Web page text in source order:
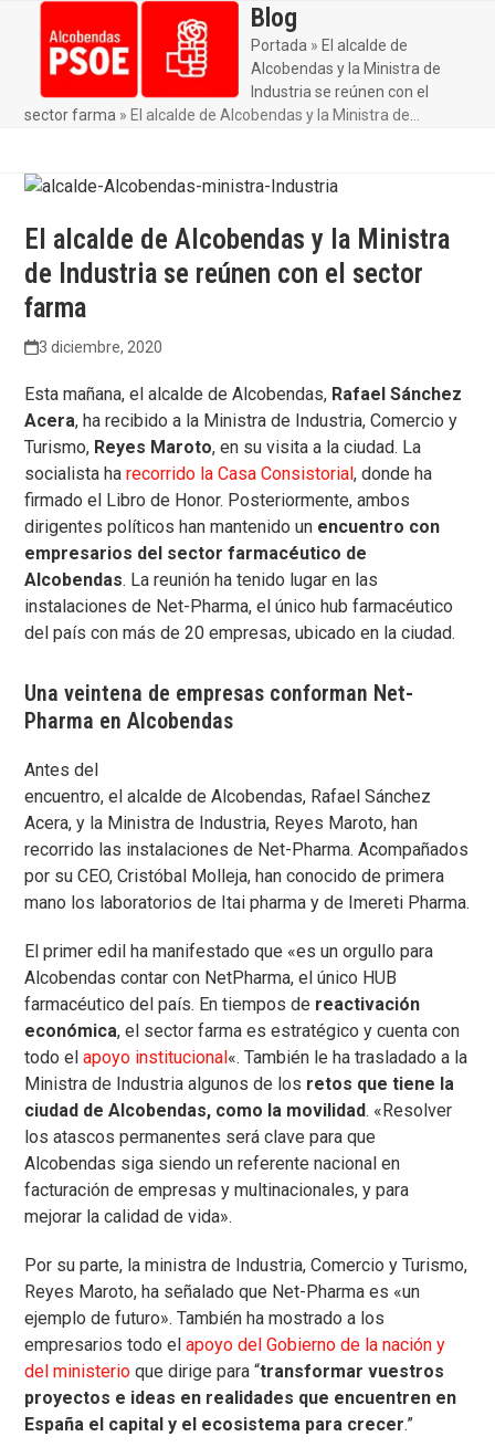
contentmobile
menu
mobile
menu
Blog
Portada » El alcalde de
Alcobendas y la Ministra de
Industria se reúnen con el
sector farma » El alcalde de Alcobendas y la Ministra de…
El alcalde de Alcobendas y la Ministra
de Industria se reúnen con el sector
farma
3 diciembre, 2020
Esta mañana, el alcalde de Alcobendas, Rafael Sánchez
Acera, ha recibido a la Ministra de Industria, Comercio y
Turismo, Reyes Maroto, en su visita a la ciudad. La
socialista ha recorrido la Casa Consistorial, donde ha
firmado el Libro de Honor. Posteriormente, ambos
dirigentes políticos han mantenido un encuentro con
empresarios del sector farmacéutico de
Alcobendas. La reunión ha tenido lugar en las
instalaciones de Net-Pharma, el único hub farmacéutico
del país con más de 20 empresas, ubicado en la ciudad.
Una veintena de empresas conforman Net-
Pharma en Alcobendas
Antes del
encuentro, el alcalde de Alcobendas, Rafael Sánchez
Acera, y la Ministra de Industria, Reyes Maroto, han
recorrido las instalaciones de Net-Pharma. Acompañados
por su CEO, Cristóbal Molleja, han conocido de primera
mano los laboratorios de Itai pharma y de Imereti Pharma.
El primer edil ha manifestado que «es un orgullo para
Alcobendas contar con NetPharma, el único HUB
farmacéutico del país. En tiempos de reactivación
económica, el sector farma es estratégico y cuenta con
todo elapoyo institucional«. También le ha trasladado a la
Ministra de Industria algunos de los retos que tiene la
ciudad de Alcobendas, como la movilidad. «Resolver
los atascos permanentes será clave para que
Alcobendas siga siendo un referente nacional en
facturación de empresas y multinacionales, y para
mejorar la calidad de vida».
Por su parte, la ministra de Industria, Comercio y Turismo,
Reyes Maroto, ha señalado que Net-Pharma es «un
ejemplo de futuro». También ha mostrado a los
empresarios todo elapoyo del Gobierno de la nación y
del ministerio que dirige para “transformar vuestros
proyectos e ideas en realidades que encuentren en
España el capital y el ecosistema para crecer.”